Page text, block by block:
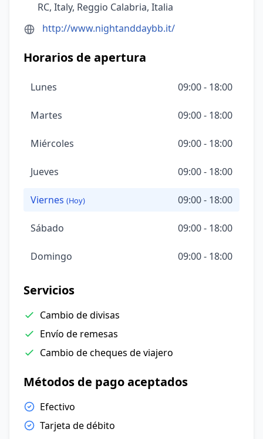
RC, Italy, Reggio Calabria, Italia
http://www.nightanddaybb.it/
Horarios de apertura
Lunes 09:00 - 18:00
Martes 09:00 - 18:00
Miércoles 09:00 - 18:00
Jueves 09:00 - 18:00
Viernes (Hoy) 09:00 - 18:00
Sábado 09:00 - 18:00
Domingo 09:00 - 18:00
Servicios
Cambio de divisas
Envío de remesas
Cambio de cheques de viajero
Métodos de pago aceptados
Efectivo
Tarjeta de débito